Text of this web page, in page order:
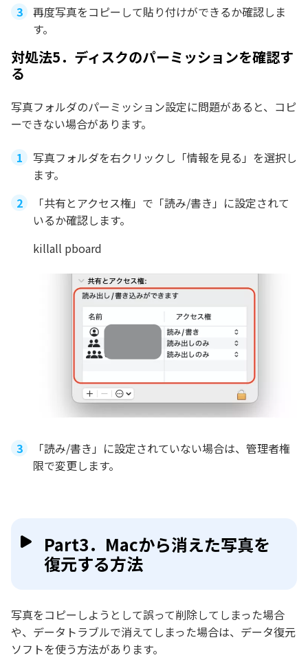
再度写真をコピーして貼り付けができるか確認しま
す。
対処法5．ディスクのパーミッションを確認す
る
写真フォルダのパーミッション設定に問題があると、コピ
ーできない場合があります。
写真フォルダを右クリックし「情報を見る」を選択し
ます。
「共有とアクセス権」で「読み/書き」に設定されて
いるか確認します。
killall pboard
「読み/書き」に設定されていない場合は、管理者権
限で変更します。
Part3．Macから消えた写真を
復元する方法
写真をコピーしようとして誤って削除してしまった場合
や、データトラブルで消えてしまった場合は、データ復元
ソフトを使う方法があります。